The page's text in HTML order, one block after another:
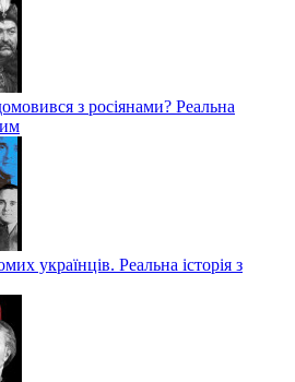
з росіянами? Реальна
українців. Реальна історія з